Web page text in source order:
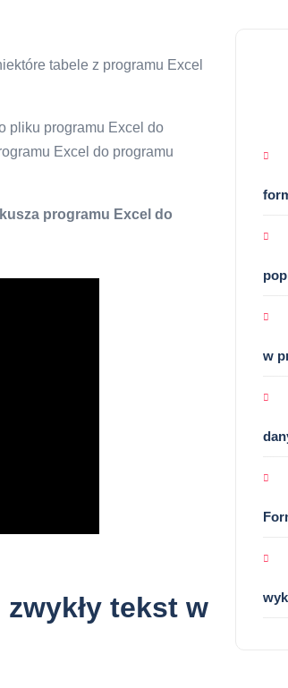
tabele z programu Excel
pliku programu Excel do
Excel do programu
programu Excel do
tekst w
w